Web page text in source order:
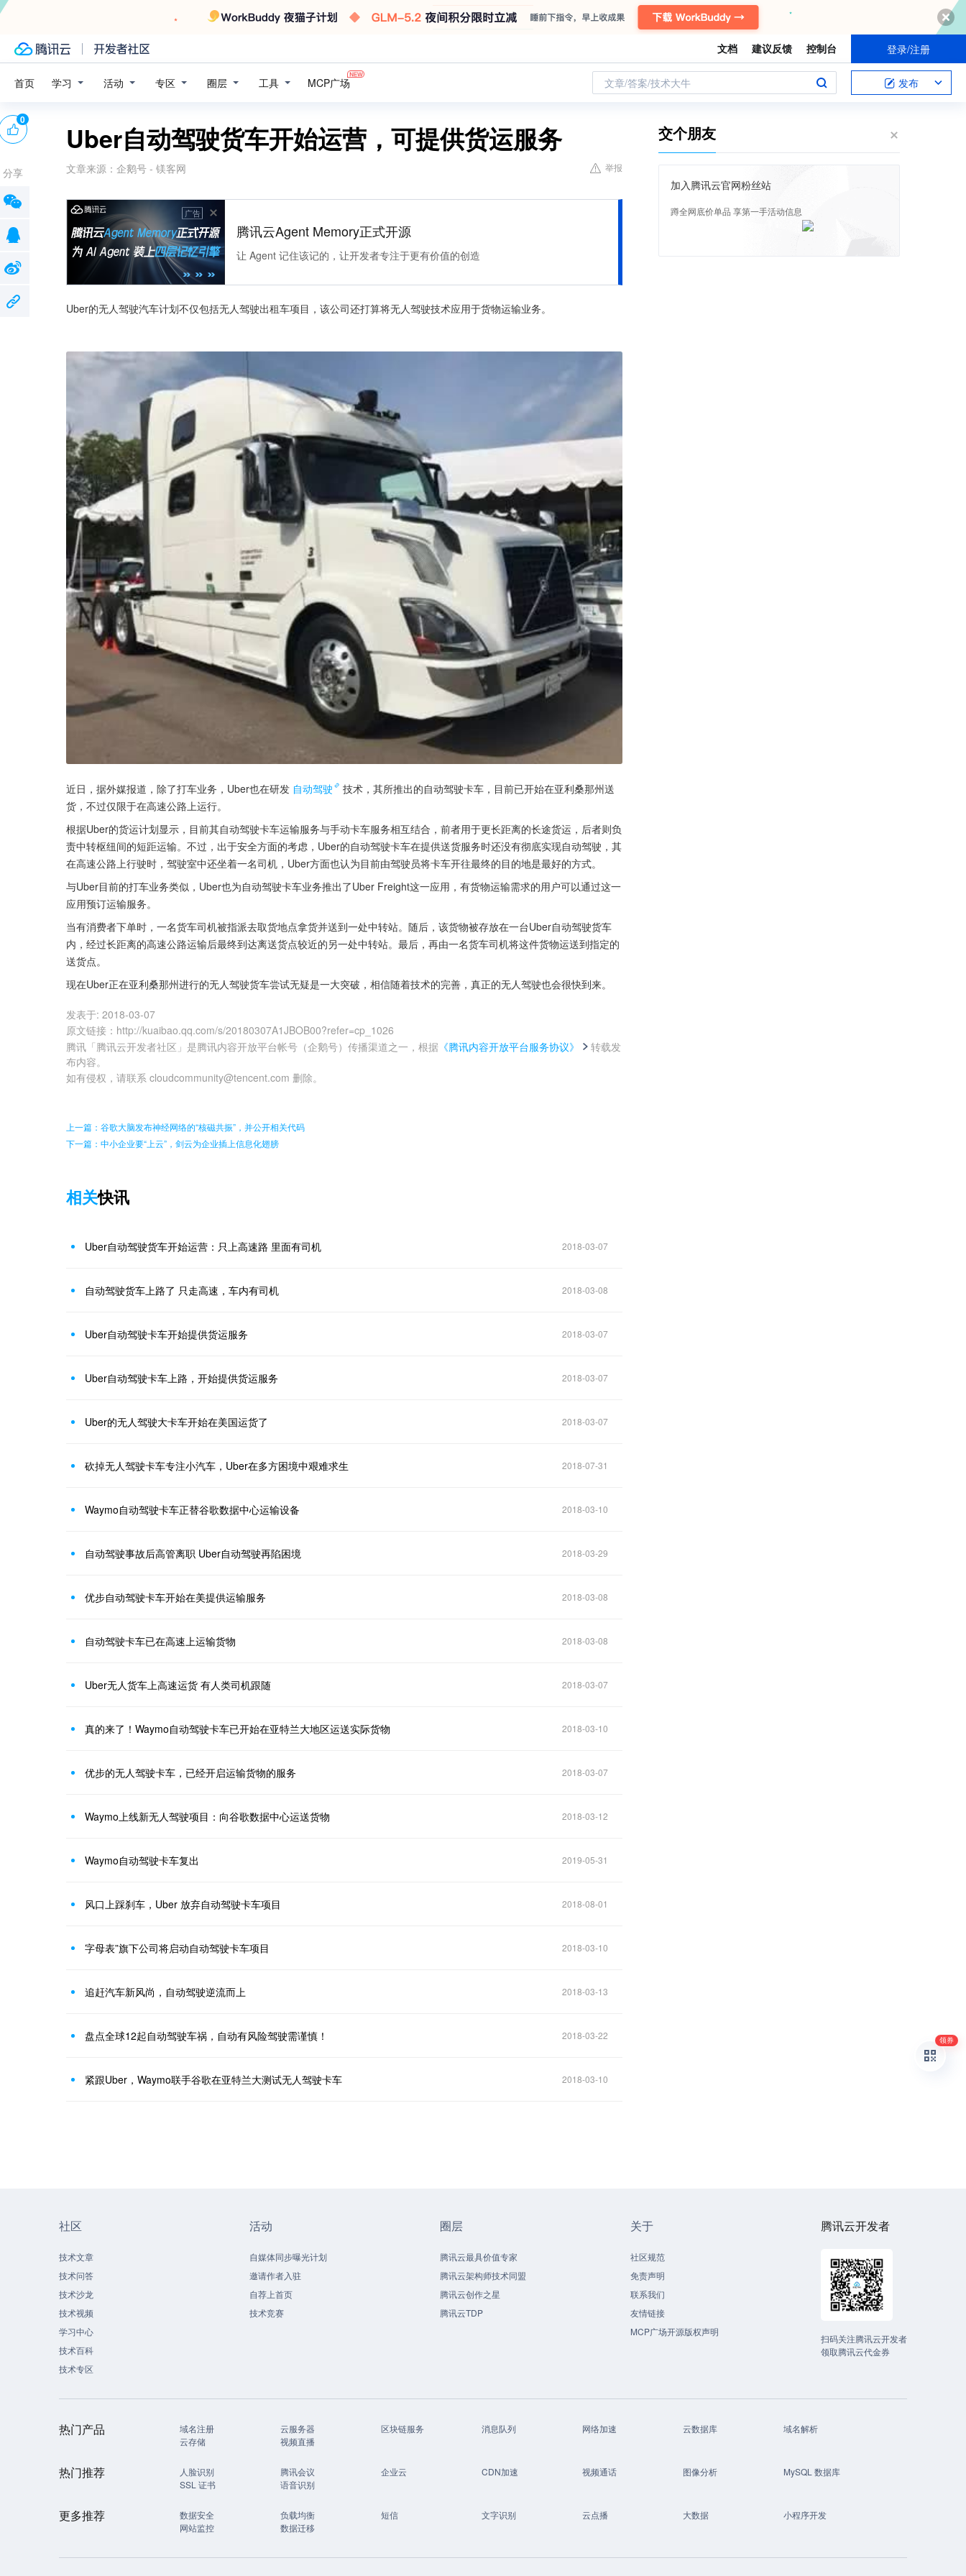
文档 建议反馈 控制台 登录/注册
首页 学习 活动 专区 圈层 工具 MCP广场 文章/答案/技术大牛 发布
Uber自动驾驶货车开始运营，可提供货运服务
文章来源： 企鹅号 - 镁客网 举报
广告
腾讯云Agent Memory正式开源
让 Agent 记住该记的，让开发者专注于更有价值的创造
Uber的无人驾驶汽车计划不仅包括无人驾驶出租车项目，该公司还打算将无人驾驶技术应用于货物运输业务。
近日，据外媒报道，除了打车业务，Uber也在研发 自动驾驶
技术，其所推出的自动驾驶卡车，目前已开始在亚利桑那州送
货，不过仅限于在高速公路上运行。
根据Uber的货运计划显示，目前其自动驾驶卡车运输服务与手动卡车服务相互结合，前者用于更长距离的长途货运，后者则负
责中转枢纽间的短距运输。不过，出于安全方面的考虑，Uber的自动驾驶卡车在提供送货服务时还没有彻底实现自动驾驶，其
在高速公路上行驶时，驾驶室中还坐着一名司机，Uber方面也认为目前由驾驶员将卡车开往最终的目的地是最好的方式。
与Uber目前的打车业务类似，Uber也为自动驾驶卡车业务推出了Uber Freight这一应用，有货物运输需求的用户可以通过这一
应用预订运输服务。
当有消费者下单时，一名货车司机被指派去取货地点拿货并送到一处中转站。随后，该货物被存放在一台Uber自动驾驶货车
内，经过长距离的高速公路运输后最终到达离送货点较近的另一处中转站。最后，再由一名货车司机将这件货物运送到指定的
送货点。
现在Uber正在亚利桑那州进行的无人驾驶货车尝试无疑是一大突破，相信随着技术的完善，真正的无人驾驶也会很快到来。
发表于: 2018-03-07
原文链接 ： http://kuaibao.qq.com/s/20180307A1JBOB00?refer=cp_1026
腾讯「腾讯云开发者社区」是腾讯内容开放平台帐号（企鹅号）传播渠道之一，根据 《腾讯内容开放平台服务协议》
转载发
布内容。
如有侵权，请联系 cloudcommunity@tencent.com 删除。
0
分享
上一篇：谷歌大脑发布神经网络的“核磁共振”，并公开相关代码
下一篇：中小企业要“上云”，剑云为企业插上信息化翅膀
相关快讯
Uber自动驾驶货车开始运营：只上高速路 里面有司机 2018-03-07
自动驾驶货车上路了 只走高速，车内有司机 2018-03-08
Uber自动驾驶卡车开始提供货运服务 2018-03-07
Uber自动驾驶卡车上路，开始提供货运服务 2018-03-07
Uber的无人驾驶大卡车开始在美国运货了 2018-03-07
砍掉无人驾驶卡车专注小汽车，Uber在多方困境中艰难求生 2018-07-31
Waymo自动驾驶卡车正替谷歌数据中心运输设备 2018-03-10
自动驾驶事故后高管离职 Uber自动驾驶再陷困境 2018-03-29
优步自动驾驶卡车开始在美提供运输服务 2018-03-08
自动驾驶卡车已在高速上运输货物 2018-03-08
Uber无人货车上高速运货 有人类司机跟随 2018-03-07
真的来了！Waymo自动驾驶卡车已开始在亚特兰大地区运送实际货物 2018-03-10
优步的无人驾驶卡车，已经开启运输货物的服务 2018-03-07
Waymo上线新无人驾驶项目：向谷歌数据中心运送货物 2018-03-12
Waymo自动驾驶卡车复出 2019-05-31
风口上踩刹车，Uber 放弃自动驾驶卡车项目 2018-08-01
字母表”旗下公司将启动自动驾驶卡车项目 2018-03-10
追赶汽车新风尚，自动驾驶逆流而上 2018-03-13
盘点全球12起自动驾驶车祸，自动有风险驾驶需谨慎！ 2018-03-22
紧跟Uber，Waymo联手谷歌在亚特兰大测试无人驾驶卡车 2018-03-10
交个朋友
加入腾讯云官网粉丝站
蹲全网底价单品 享第一手活动信息
社区
技术文章
技术问答
技术沙龙
技术视频
学习中心
技术百科
技术专区
活动
自媒体同步曝光计划
邀请作者入驻
自荐上首页
技术竞赛
圈层
腾讯云最具价值专家
腾讯云架构师技术同盟
腾讯云创作之星
腾讯云TDP
关于
社区规范
免责声明
联系我们
友情链接
MCP广场开源版权声明
腾讯云开发者
扫码关注腾讯云开发者
领取腾讯云代金券
热门产品 域名注册 云服务器 区块链服务 消息队列 网络加速 云数据库
域名解析
云存储
视频直播
热门推荐 人脸识别 腾讯会议 企业云 CDN加速 视频通话 图像分析
MySQL 数据库
SSL 证书
语音识别
更多推荐 数据安全 负载均衡 短信 文字识别 云点播 大数据
小程序开发
网站监控
数据迁移
领券